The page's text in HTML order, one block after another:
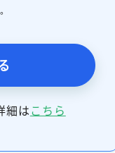
細はこちら